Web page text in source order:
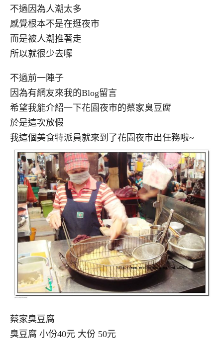
不過因為人潮太多
感覺根本不是在逛夜市
而是被人潮推著走
所以就很少去囉
不過前一陣子
因為有網友來我的Blog留言
希望我能介紹一下花園夜市的蔡家臭豆腐
於是這次放假
我這個美食特派員就來到了花園夜市出任務啦~
蔡家臭豆腐
臭豆腐 小份40元 大份 50元